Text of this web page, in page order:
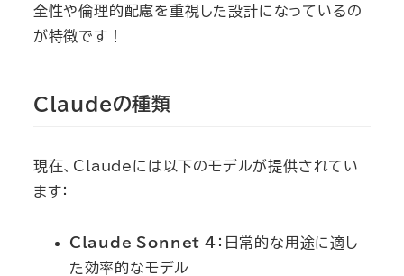
全性や倫理的配慮を重視した設計になっているの
が特徴です！
Claudeの種類
現在、Claudeには以下のモデルが提供されてい
ます：
Claude Sonnet 4 ：日常的な用途に適し
た効率的なモデル